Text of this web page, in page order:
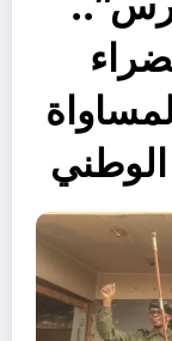
الوطني